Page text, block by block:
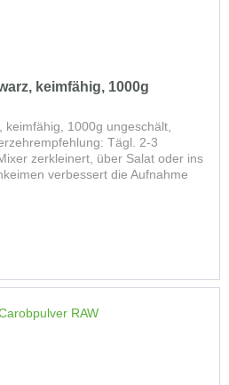
keimfähig, 1000g
1000g ungeschält,
Tägl. 2-3
zerkleinert, über Salat oder ins
verbessert die Aufnahme